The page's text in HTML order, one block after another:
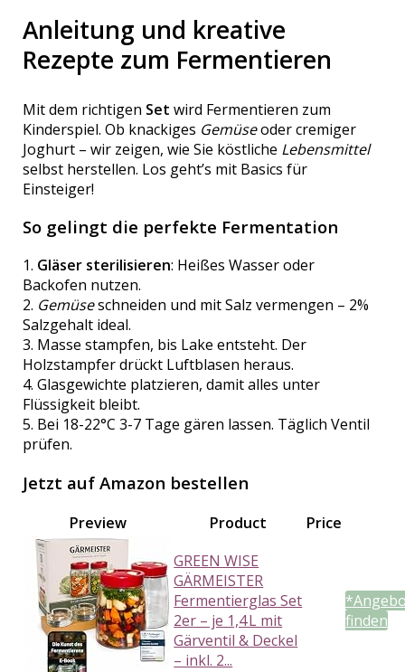
Anleitung und kreative
Rezepte zum Fermentieren
Mit dem richtigen Set wird Fermentieren zum
Kinderspiel. Ob knackiges Gemüseoder cremiger
Joghurt – wir zeigen, wie Sie köstliche Lebensmittel
selbst herstellen. Los geht’s mit Basics für
Einsteiger!
So gelingt die perfekte Fermentation
1. Gläser sterilisieren: Heißes Wasser oder
Backofen nutzen.
2. Gemüseschneiden und mit Salz vermengen – 2%
Salzgehalt ideal.
3. Masse stampfen, bis Lake entsteht. Der
Holzstampfer drückt Luftblasen heraus.
4. Glasgewichte platzieren, damit alles unter
Flüssigkeit bleibt.
5. Bei 18-22°C 3-7 Tage gären lassen. Täglich Ventil
prüfen.
Jetzt auf Amazon bestellen
Preview Product
Price
GREEN WISE
GÄRMEISTER
Fermentierglas Set
2er – je 1,4 L mit
Gärventil & Deckel
– inkl. 2...
finden